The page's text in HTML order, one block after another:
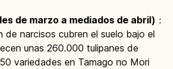
de marzo a mediados de abril) ：
de narcisos cubren el suelo bajo el
unas 260.000 tulipanes de
variedades en Tamago no Mori